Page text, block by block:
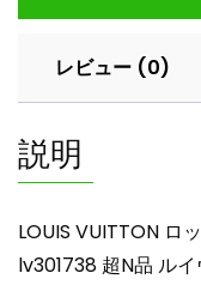
ッ
ノ
ラ
ム
超
N
レビュー (0)
説明
LOUIS VUITTON ロ
lv301738 超N品 ル